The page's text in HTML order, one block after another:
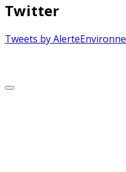
Twitter
Tweets by AlerteEnvironne
Scroll